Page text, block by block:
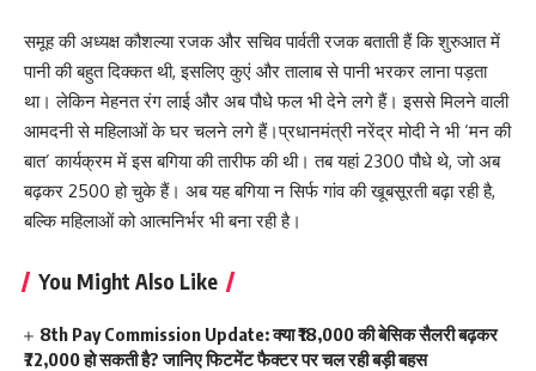
समूह की अध्यक्ष कौशल्या रजक और सचिव पार्वती रजक बताती हैं कि शुरुआत में
पानी की बहुत दिक्कत थी, इसलिए कुएं और तालाब से पानी भरकर लाना पड़ता
था। लेकिन मेहनत रंग लाई और अब पौधे फल भी देने लगे हैं। इससे मिलने वाली
आमदनी से महिलाओं के घर चलने लगे हैं।प्रधानमंत्री नरेंद्र मोदी ने भी ‘मन की
बात’ कार्यक्रम में इस बगिया की तारीफ की थी। तब यहां 2300 पौधे थे, जो अब
बढ़कर 2500 हो चुके हैं। अब यह बगिया न सिर्फ गांव की खूबसूरती बढ़ा रही है,
बल्कि महिलाओं को आत्मनिर्भर भी बना रही है।
You Might Also Like
8th Pay Commission Update: क्या ₹18,000 की बेसिक सैलरी बढ़कर
₹72,000 हो सकती है? जानिए फिटमेंट फैक्टर पर चल रही बड़ी बहस